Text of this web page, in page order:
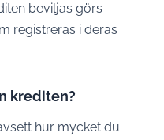
beviljas görs
registreras i deras
krediten?
hur mycket du